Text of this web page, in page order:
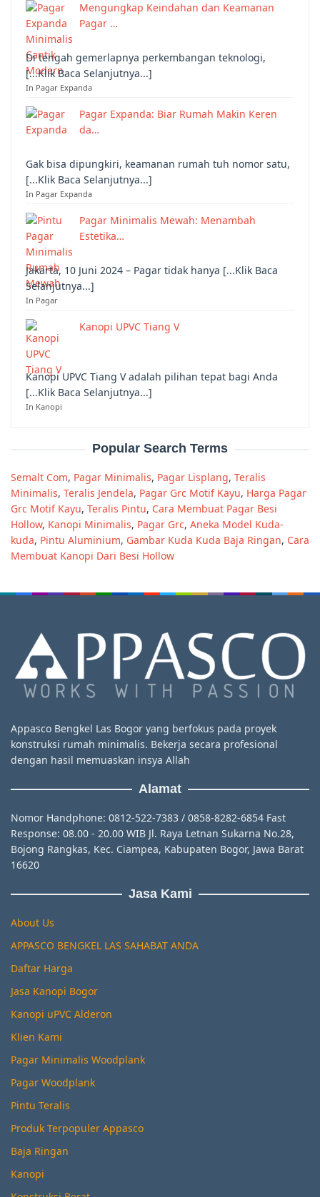
Mengungkap Keindahan dan Keamanan
Pagar …
Di tengah gemerlapnya perkembangan teknologi,
[...Klik Baca Selanjutnya...]
In Pagar Expanda
Pagar Expanda: Biar Rumah Makin Keren
da…
Gak bisa dipungkiri, keamanan rumah tuh nomor satu,
[...Klik Baca Selanjutnya...]
In Pagar Expanda
Pagar Minimalis Mewah: Menambah
Estetika…
Jakarta, 10 Juni 2024 – Pagar tidak hanya [...Klik Baca
Selanjutnya...]
In Pagar
Kanopi UPVC Tiang V
Kanopi UPVC Tiang V adalah pilihan tepat bagi Anda
[...Klik Baca Selanjutnya...]
In Kanopi
Popular Search Terms
Semalt Com, Pagar Minimalis, Pagar Lisplang, Teralis
Minimalis, Teralis Jendela, Pagar Grc Motif Kayu, Harga Pagar
Grc Motif Kayu, Teralis Pintu, Cara Membuat Pagar Besi
Hollow, Kanopi Minimalis, Pagar Grc, Aneka Model Kuda-
kuda, Pintu Aluminium, Gambar Kuda Kuda Baja Ringan, Cara
Membuat Kanopi Dari Besi Hollow
Appasco Bengkel Las Bogor yang berfokus pada proyek
konstruksi rumah minimalis. Bekerja secara profesional
dengan hasil memuaskan insya Allah
Alamat
Nomor Handphone: 0812-522-7383 / 0858-8282-6854 Fast
Response: 08.00 - 20.00 WIB Jl. Raya Letnan Sukarna No.28,
Bojong Rangkas, Kec. Ciampea, Kabupaten Bogor, Jawa Barat
16620
Jasa Kami
About Us
APPASCO BENGKEL LAS SAHABAT ANDA
Daftar Harga
Jasa Kanopi Bogor
Kanopi uPVC Alderon
Klien Kami
Pagar Minimalis Woodplank
Pagar Woodplank
Pintu Teralis
Produk Terpopuler Appasco
Baja Ringan
Kanopi